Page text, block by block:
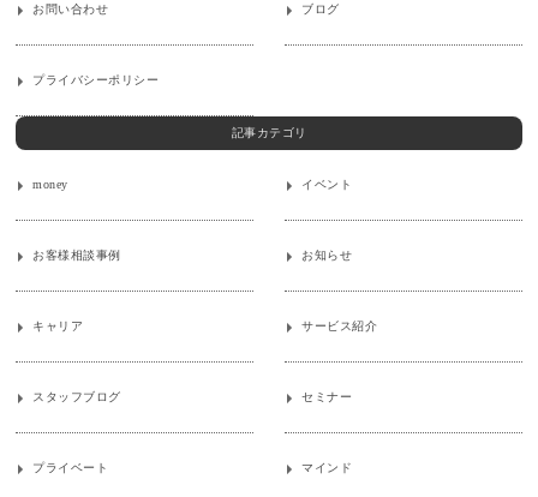
お問い合わせ ブログ
プライバシーポリシー
記事カテゴリ
money イベント
お客様相談事例 お知らせ
キャリア サービス紹介
スタッフブログ セミナー
プライベート マインド